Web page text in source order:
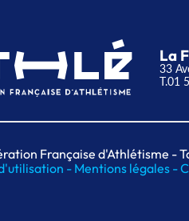
La
33
T.01
Française d'Athlétisme -
-Mentions légales -